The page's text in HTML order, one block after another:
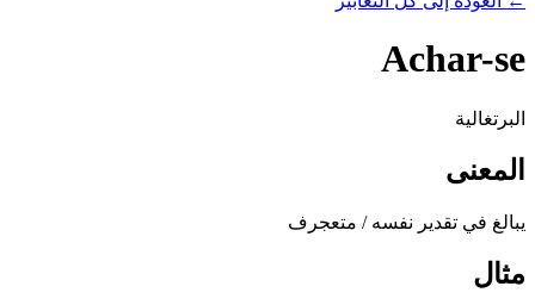
Achar-se
البرتغالية
المعنى
يبالغ في تقدير نفسه / متعجرف
مثال